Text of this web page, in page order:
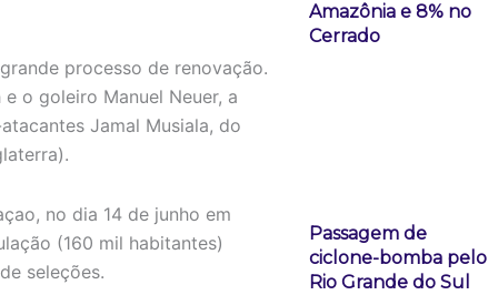
processo de renovação.
o goleiro Manuel Neuer, a
Jamal Musiala, do
no dia 14 de junho em
(160 mil habitantes)
seleções.
Amazônia e 8% no
Cerrado
Passagem de
ciclone-bomba pelo
Rio Grande do Sul